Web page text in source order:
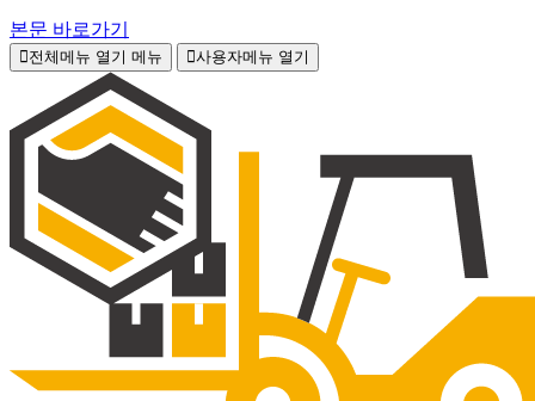
본문 바로가기
전체메뉴 열기 메뉴 사용자메뉴 열기